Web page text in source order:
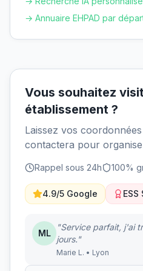
→ Annuaire EHPAD par
Vous souhaitez
établissement ?
Laissez vos
contactera pour
Rappel sous 24h 100%
4.9/5 Google
ML
"Service parfait, j'ai
jours."
Marie L. • Lyon